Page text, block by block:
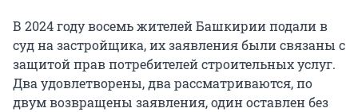
В 2024 году восемь жителей Башкирии подали в
суд на застройщика, их заявления были связаны с
защитой прав потребителей строительных услуг.
Два удовлетворены, два рассматриваются, по
двум возвращены заявления, один оставлен без